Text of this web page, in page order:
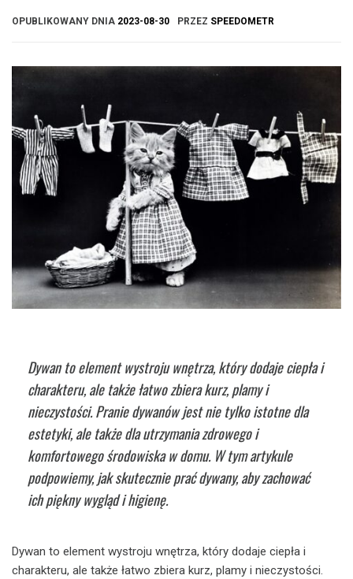
OPUBLIKOWANY DNIA 2023-08-30 PRZEZ SPEEDOMETR
Dywan to element wystroju wnętrza, który dodaje ciepła i
charakteru, ale także łatwo zbiera kurz, plamy i
nieczystości. Pranie dywanów jest nie tylko istotne dla
estetyki, ale także dla utrzymania zdrowego i
komfortowego środowiska w domu. W tym artykule
podpowiemy, jak skutecznie prać dywany, aby zachować
ich piękny wygląd i higienę.
Dywan to element wystroju wnętrza, który dodaje ciepła i
charakteru, ale także łatwo zbiera kurz, plamy i nieczystości.